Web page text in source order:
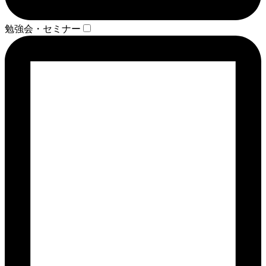
勉強会・セミナー